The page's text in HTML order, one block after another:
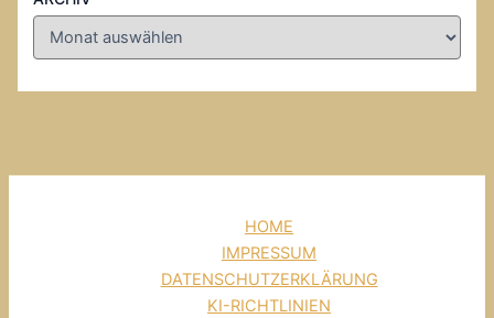
HOME
IMPRESSUM
DATENSCHUTZERKLÄRUNG
KI-RICHTLINIEN